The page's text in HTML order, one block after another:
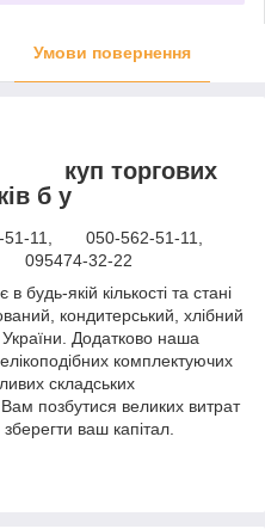
Умови повернення
б у
562-51-11,
095474-32-22
будь-якій кількості та стані
кондитерський, хлібний
України. Додатково наша
комплектуючих
складських
позбутися великих витрат
ваш капітал.